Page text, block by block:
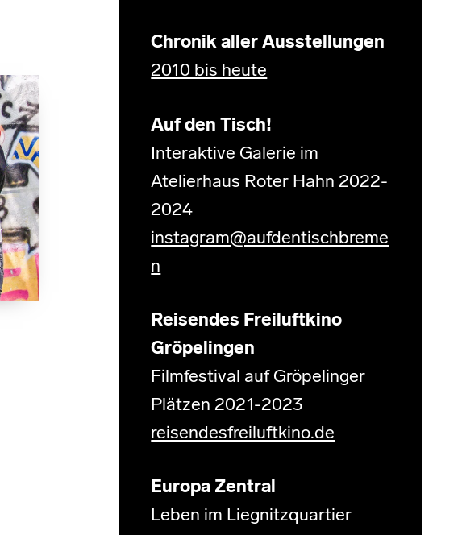
Chronik aller Ausstellungen
2010 bis heute
Auf den Tisch!
Interaktive Galerie im
Atelierhaus Roter Hahn 2022-
2024
instagram@aufdentischbreme
n
Reisendes Freiluftkino
Gröpelingen
Filmfestival auf Gröpelinger
Plätzen 2021-2023
reisendesfreiluftkino.de
Europa Zentral
Leben im Liegnitzquartier